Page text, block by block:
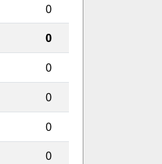
0
0
0
0
0
0